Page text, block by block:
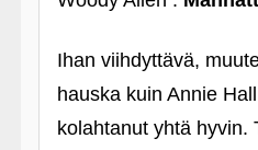
Ihan viihdyttävä,
hauska kuin Annie
kolahtanut yhtä hyvin.